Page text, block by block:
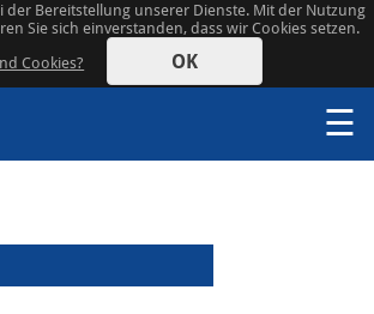
der Bereitstellung unserer Dienste. Mit der Nutzung
Sie sich einverstanden, dass wir Cookies setzen.
Cookies?
OK
☰